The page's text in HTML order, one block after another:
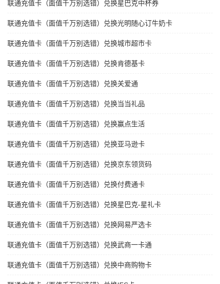
联通充值卡（面值千万别选错）兑换星巴克中杯券
联通充值卡（面值千万别选错）兑换光明随心订牛奶卡
联通充值卡（面值千万别选错）兑换城市超市卡
联通充值卡（面值千万别选错）兑换肯德基卡
联通充值卡（面值千万别选错）兑换关爱通
联通充值卡（面值千万别选错）兑换当当礼品
联通充值卡（面值千万别选错）兑换赢点生活
联通充值卡（面值千万别选错）兑换亚马逊卡
联通充值卡（面值千万别选错）兑换京东领货码
联通充值卡（面值千万别选错）兑换付费通卡
联通充值卡（面值千万别选错）兑换星巴克-星礼卡
联通充值卡（面值千万别选错）兑换网易严选卡
联通充值卡（面值千万别选错）兑换武商一卡通
联通充值卡（面值千万别选错）兑换中商购物卡